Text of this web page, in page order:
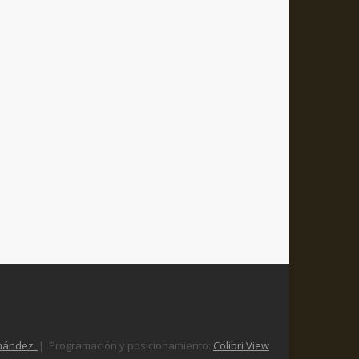
| Programación y posicionamiento: Colibri View